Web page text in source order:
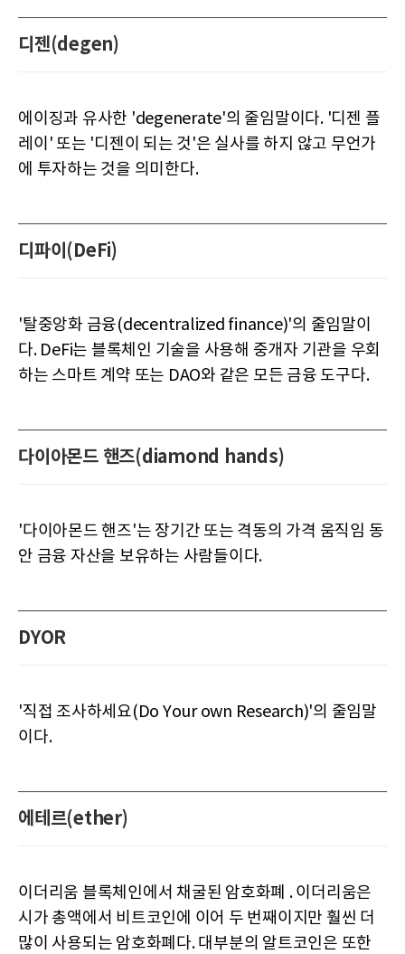
디젠(degen)
에이징과 유사한 'degenerate'의 줄임말이다. '디젠 플
레이' 또는 '디젠이 ​​되는 것'은 실사를 하지 않고 무언가
에 투자하는 것을 의미한다.
디파이(DeFi)
'탈중앙화 금융(decentralized finance)'의 줄임말이
다. DeFi는 블록체인 기술을 사용해 중개자 기관을 우회
하는 스마트 계약 또는 DAO와 같은 모든 금융 도구다.
다이아몬드 핸즈(diamond hands)
'다이아몬드 핸즈'는 장기간 또는 격동의 가격 움직임 동
안 금융 자산을 보유하는 사람들이다.
DYOR
'직접 조사하세요(Do Your own Research)'의 줄임말
이다.
에테르(ether)
이더리움 블록체인에서 채굴된 암호화폐 . 이더리움은
시가 총액에서 비트코인에 이어 두 번째이지만 훨씬 더
많이 사용되는 암호화폐다. 대부분의 알트코인은 또한